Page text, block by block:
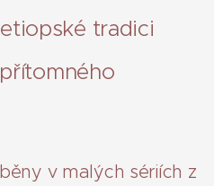
tradici
v malých sériích z